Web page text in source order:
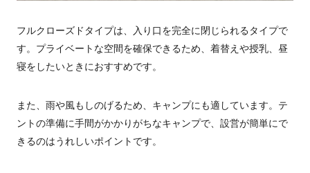
フルクローズドタイプは、入り口を完全に閉じられるタイプで
す。プライベートな空間を確保できるため、着替えや授乳、昼
寝をしたいときにおすすめです。
また、雨や風もしのげるため、キャンプにも適しています。テ
ントの準備に手間がかかりがちなキャンプで、設営が簡単にで
きるのはうれしいポイントです。